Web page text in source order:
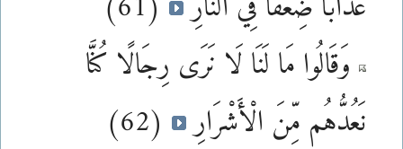
وَقَالُوا مَا لَنَا لَا نَرَى رِجَالًا كُنَّا
نَعُدُّهُم مِّنَ الْأَشْرَارِ
(62)